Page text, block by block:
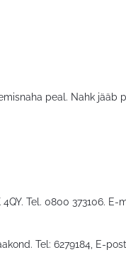
peal. Nahk jääb
Tel. 0800 373106. E-
Tel: 6279184, E-